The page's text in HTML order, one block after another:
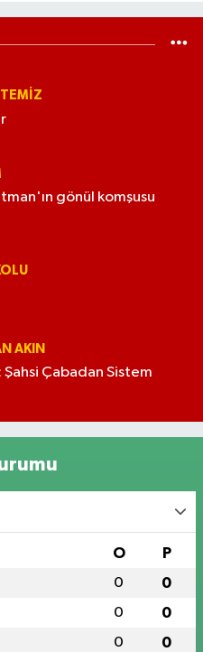
gönül komşusu
AKIN
Çabadan Sistem
O P
0 0
0 0
0 0